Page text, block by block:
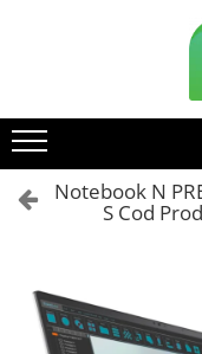
Articole din hartie
Agende si calendare
Hartie color
Notesuri adezive
Plicuri
Notebook N
S Cod